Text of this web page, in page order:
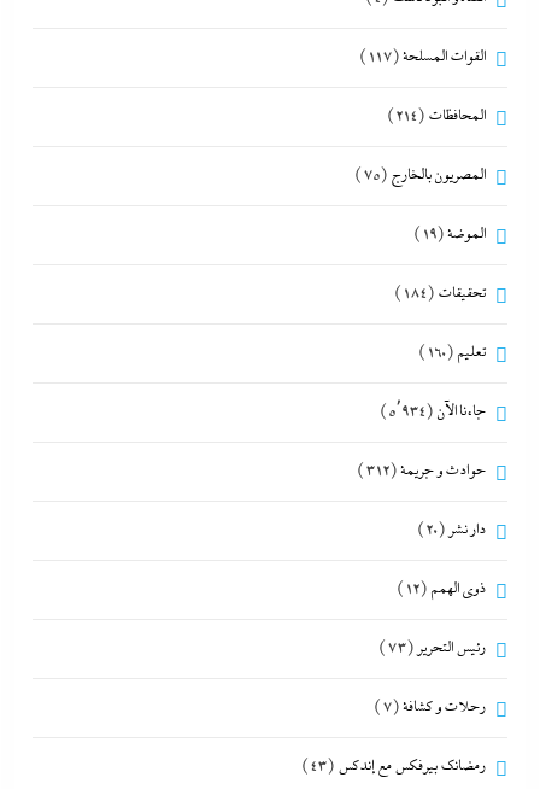
القوات المسلحة(117)
المحافظات (214)
المصريون بالخارج (75)
الموضة(19)
تحقيقات (184)
تعليم (160)
جاءنا الآن (5٬934)
حوادث و جريمة(312)
دار نشر (20)
ذوى الهمم (12)
رئيس التحرير (73)
رحلات و كشافة(7)
رمضانك بيرفكس مع إندكس (43)